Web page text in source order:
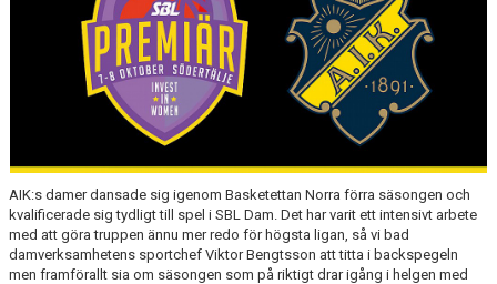
BLI MEDLEM
FRITIDSKORTET
KÖP BILJETTER
SHOP
ELITE WINTER CUP
AIK:s damer dansade sig igenom Basketettan Norra förra säsongen och
kvalificerade sig tydligt till spel i SBL Dam. Det har varit ett intensivt arbete
med att göra truppen ännu mer redo för högsta ligan, så vi bad
damverksamhetens sportchef Viktor Bengtsson att titta i backspegeln
men framförallt sia om säsongen som på riktigt drar igång i helgen med